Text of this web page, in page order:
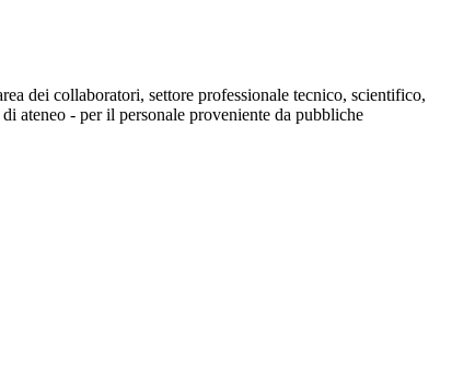
dei collaboratori, settore professionale tecnico, scientifico,
ateneo - per il personale proveniente da pubbliche